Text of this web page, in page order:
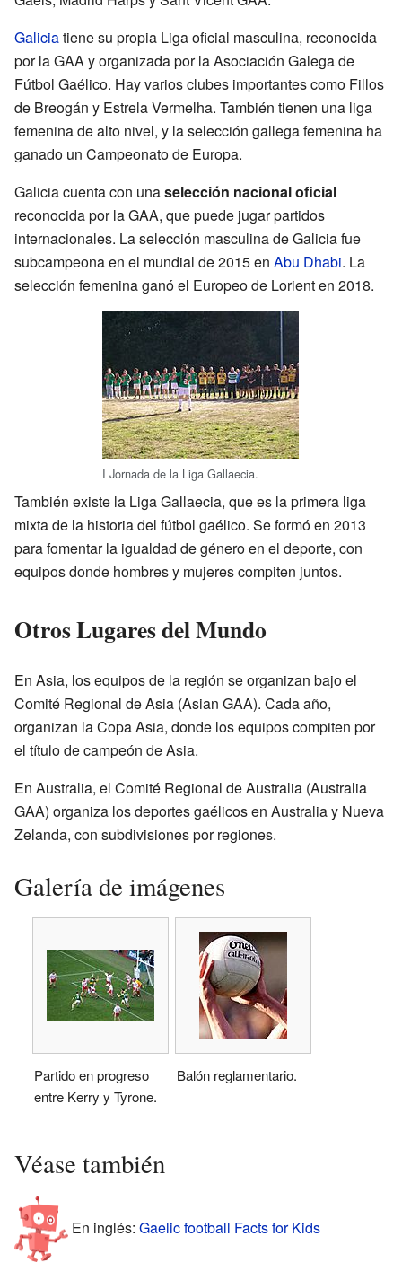
Galiciatiene su propia Liga oficial masculina, reconocida
por la GAA y organizada por la Asociación Galega de
Fútbol Gaélico. Hay varios clubes importantes como Fillos
de Breogán y Estrela Vermelha. También tienen una liga
femenina de alto nivel, y la selección gallega femenina ha
ganado un Campeonato de Europa.
Galicia cuenta con unaselección nacional oficial
reconocida por la GAA, que puede jugar partidos
internacionales. La selección masculina de Galicia fue
subcampeona en el mundial de 2015 en Abu Dhabi. La
selección femenina ganó el Europeo de Lorient en 2018.
I Jornada de la Liga Gallaecia.
También existe la Liga Gallaecia, que es la primera liga
mixta de la historia del fútbol gaélico. Se formó en 2013
para fomentar la igualdad de género en el deporte, con
equipos donde hombres y mujeres compiten juntos.
Otros Lugares del Mundo
En Asia, los equipos de la región se organizan bajo el
Comité Regional de Asia (Asian GAA). Cada año,
organizan la Copa Asia, donde los equipos compiten por
el título de campeón de Asia.
En Australia, el Comité Regional de Australia (Australia
GAA) organiza los deportes gaélicos en Australia y Nueva
Zelanda, con subdivisiones por regiones.
Galería de imágenes
Partido en progreso
entre Kerry y Tyrone.
Balón reglamentario.
Véase también
En inglés: Gaelic football Facts for Kids